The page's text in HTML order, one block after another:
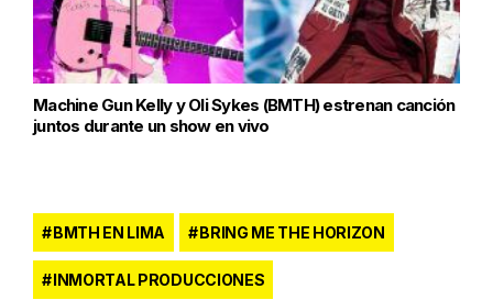
Machine Gun Kelly y Oli Sykes (BMTH) estrenan canción
juntos durante un show en vivo
BMTH EN LIMA BRING ME THE HORIZON
INMORTAL PRODUCCIONES